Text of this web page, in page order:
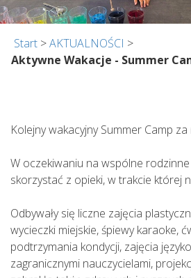
Start >AKTUALNOŚCI >
Aktywne Wakacje - Summer
Kolejny wakacyjny Summer Camp za
W oczekiwaniu na wspólne rodzinne
skorzystać z opieki, w trakcie której
Odbywały się liczne zajęcia
wycieczki miejskie, śpiewy karaoke,
podtrzymania kondycji, zajęcia
zagranicznymi nauczycielami,